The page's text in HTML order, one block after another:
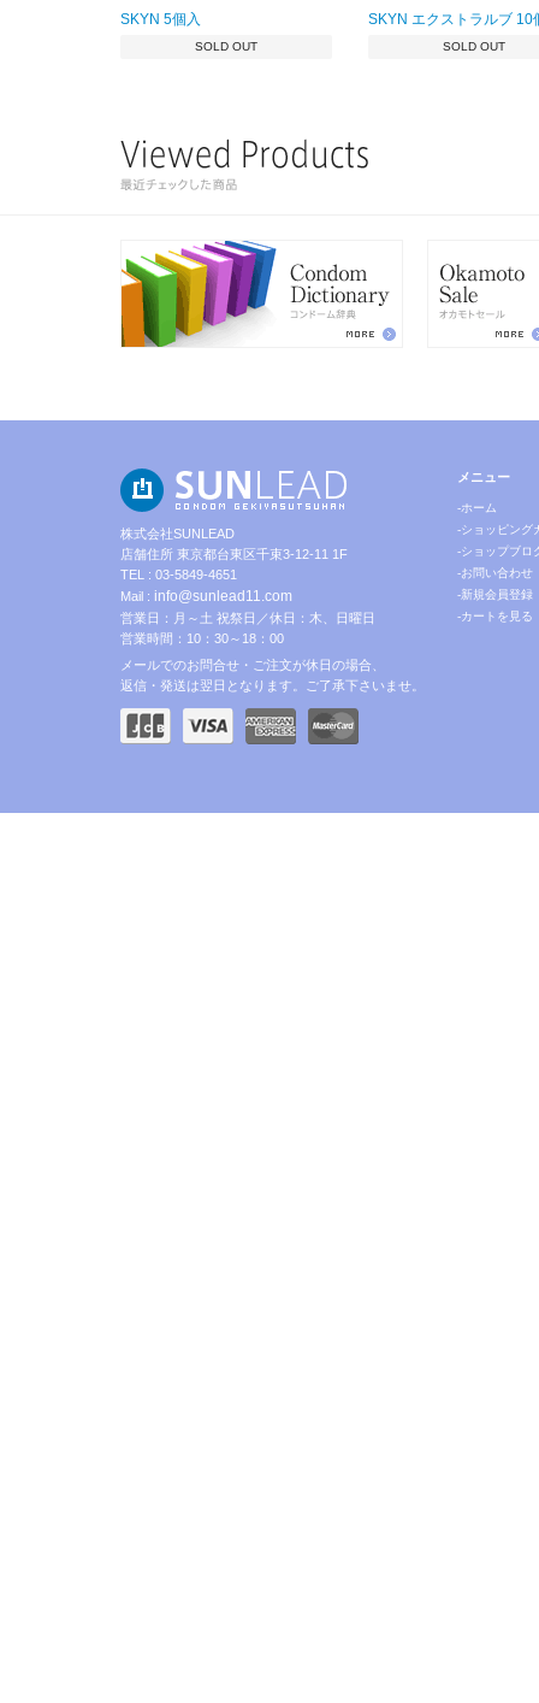
SKYN 5個入
SOLD OUT
SKYN エクストラルブ 10
SOLD OUT
株式会社SUNLEAD
店舗住所 東京都台東区千束3-12-11 1F
TEL : 03-5849-4651
Mail : info@sunlead11.com
営業日：月～土 祝祭日／休日：木、日曜日
営業時間：10：30～18：00
メールでのお問合せ・ご注文が休日の場合、
返信・発送は翌日となります。ご了承下さいませ。
メニュー
-ホーム
-ショッピング
-ショップブロ
-お問い合わせ
-新規会員登録
-カートを見る